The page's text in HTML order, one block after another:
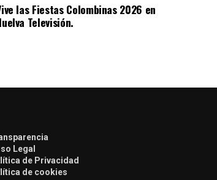
las Fiestas Colombinas 2026 en
Televisión.
Legal
de Privacidad
de cookies